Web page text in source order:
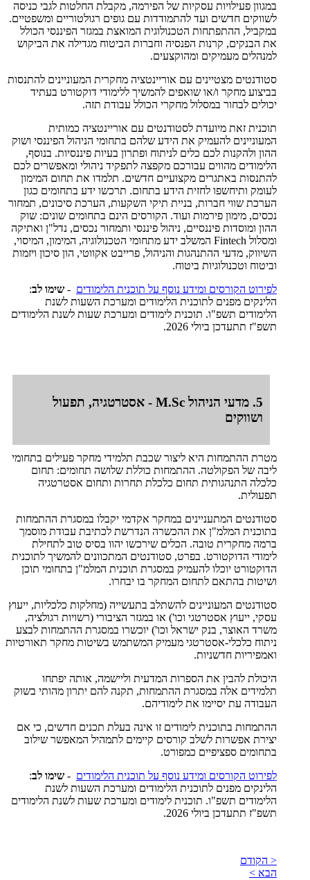
במגוון פעילויות עסקיות של הפירמה, מקבלת החלטות לגבי כניסה
לשווקים חדשים ועד להתמודדות עם גופים רגולטוריים ומשפטיים.
במקביל, ההתפתחות הטכנולוגית המואצת במגזר הפיננסי הכולל
את הבנקים, קרנות הפנסיה וחברות הביטוח מגדילה את הביקוש
למנהלים מעמיקים ומהוקצעים.
סטודנטים מצטיינים עם אוריינטציה מחקרית המעוניינים להתנסות
בביצוע מחקר ו/או שואפים להמשיך ללימודי דוקטורט בעתיד
יכולים לבחור במסלול מחקרי הכולל עבודת תזה.
תוכנית זאת מיועדת לסטודנטים עם אוריינטציה כמותית
המעוניינים להעמיק את הידע שלהם בתחומי הניהול הפיננסי ושוק
ההון ולהקנות לכם כלים לניתוח ופתרון בעיות פיננסיות. בנוסף,
הלימודים מהווים עבורכם מקפצה לתפקיד ניהולי ומאפשרים לכם
להתנסות באתגרים מקצועיים חדשים. תלמדו את תחום המימון
לעומק ותיחשפו לחזית הידע בתחום. תרכשו ידע בתחומים כגון
הערכת שווי חברות, בניית תיקי השקעות, הערכת סיכונים, תמחור
נכסים, מימון פירמות ועוד. הקורסים הינם בתחומים שונים: שוק
ההון ומוסדות פיננסיים, ניהול פיננסי ותמחור נכסים, נדל"ן ואתיקה
ומסלול Fintech המשלב ידע מתחומי הטכנולוגיה, המימון, המיסוי,
השיווק, מדעי ההתנהגות והניהול, פרייבט אקווטי, הון סיכון ויזמות
וביטוח וטכנולוגיות ביטוח.
לפירוט הקורסים ומידע נוסף על תוכנית הלימודים - שימו לב:
הלינקים מפנים לתוכנית הלימודים ומערכת השעות לשנת
הלימודים תשפ"ו. תוכנית לימודים ומערכת שעות לשנת הלימודים
תשפ"ז תתעדכן ביולי 2026.
5. מדעי הניהול M.Sc - אסטרטגיה, תפעול
ושווקים
מטרת ההתמחות היא ליצור שכבת תלמידי מחקר פעילים בתחומי
ליבה של הפקולטה. ההתמחות כוללת שלושה תחומים: תחום
כלכלה התנהגותית תחום כלכלת תחרות ותחום אסטרטגיה
תפעולית.
סטודנטים המתעניינים במחקר אקדמי יקבלו במסגרת ההתמחות
בתוכנית המלמ"ן את ההכשרה הנדרשת לכתיבת עבודת מוסמך
ברמה מחקרית טובה. הכלים שירכשו יהוו בסיס טוב לתחילת
לימודי הדוקטורט. בפרט, סטודנטים המתכוונים להמשיך לתוכנית
הדוקטורט יוכלו להעמיק במסגרת תוכנית המלמ"ן בתחומי תוכן
ושיטות בהתאם לתחום המחקר בו יבחרו.
סטודנטים המעוניינים להשתלב בתעשייה (מחלקות כלכליות, ייעוץ
עסקי, ייעוץ אסטרטגי וכו') או במגזר הציבורי (רשויות רגולציה,
משרד האוצר, בנק ישראל וכו') יוכשרו במסגרת ההתמחות לבצע
ניתוח כלכלי-אסטרטגי מעמיק המשתמש בשיטות מחקר תאורטיות
ואמפיריות חדשניות.
היכולת להבין את הספרות המדעית וליישמה, אותה יפתחו
תלמידים אלה במסגרת ההתמחות, תקנה להם יתרון מהותי בשוק
העבודה עת יסיימו את לימודיהם.
ההתמחות בתוכנית לימודים זו אינה בעלת תכנים חדשים, כי אם
יצירת אפשרות לשלב קורסים קיימים לתמהיל המאפשר שילוב
בתחומים ספציפיים כמפורט.
לפירוט הקורסים ומידע נוסף על תוכנית הלימודים - שימו לב:
הלינקים מפנים לתוכנית הלימודים ומערכת השעות לשנת
הלימודים תשפ"ו. תוכנית לימודים ומערכת שעות לשנת הלימודים
תשפ"ז תתעדכן ביולי 2026.
< הקודם
הבא >